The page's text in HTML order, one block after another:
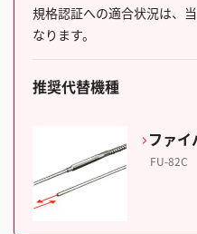
規格認証への適合状況は、
なります。
推奨代替機種
ファ
FU-82C